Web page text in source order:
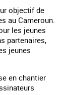
objectif de
au Cameroun.
les jeunes
partenaires,
jeunes
en chantier